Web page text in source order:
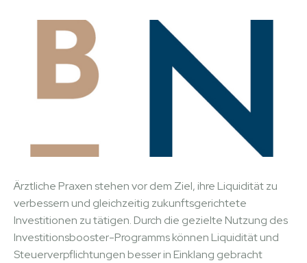
Ärztliche Praxen stehen vor dem Ziel, ihre Liquidität zu
verbessern und gleichzeitig zukunftsgerichtete
Investitionen zu tätigen. Durch die gezielte Nutzung des
Investitionsbooster-Programms können Liquidität und
Steuerverpflichtungen besser in Einklang gebracht